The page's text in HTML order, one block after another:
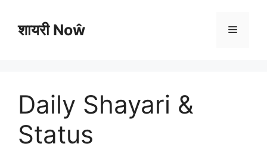
contentशायरी Noŵ Menu
Daily Shayari &
Status